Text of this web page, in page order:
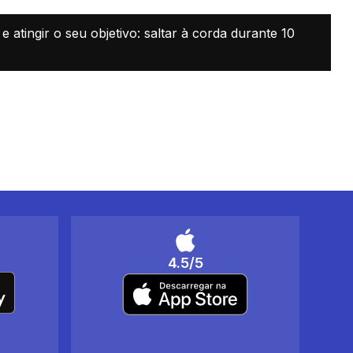
atingir o seu objetivo: saltar à corda durante 10
4.5/5